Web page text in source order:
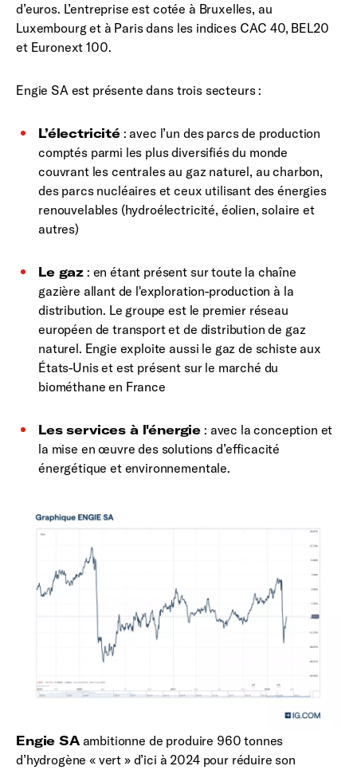
d’euros. L’entreprise est cotée à Bruxelles, au
Luxembourg et à Paris dans les indices CAC 40, BEL20
et Euronext 100.
Engie SA est présente dans trois secteurs :
L’électricité: avec l’un des parcs de production
comptés parmi les plus diversifiés du monde
couvrant les centrales au gaz naturel, au charbon,
des parcs nucléaires et ceux utilisant des énergies
renouvelables (hydroélectricité, éolien, solaire et
autres)
Le gaz : en étant présent sur toute la chaîne
gazière allant de l'exploration-production à la
distribution. Le groupe est le premier réseau
européen de transport et de distribution de gaz
naturel. Engie exploite aussi le gaz de schiste aux
États-Unis et est présent sur le marché du
biométhane en France
Les services à l'énergie : avec la conception et
la mise en œuvre des solutions d’efficacité
énergétique et environnementale.
Engie SAambitionne de produire 960 tonnes
d’hydrogène « vert » d’ici à 2024 pour réduire son